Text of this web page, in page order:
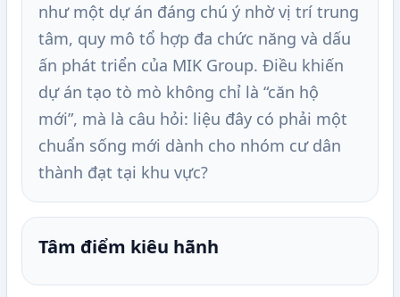
như một dự án đáng chú ý nhờ vị trí trung
tâm, quy mô tổ hợp đa chức năng và dấu
ấn phát triển của MIK Group. Điều khiến
dự án tạo tò mò không chỉ là “căn hộ
mới”, mà là câu hỏi: liệu đây có phải một
chuẩn sống mới dành cho nhóm cư dân
thành đạt tại khu vực?
Tâm điểm kiêu hãnh